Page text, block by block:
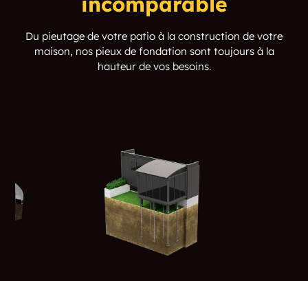
East Wallingford East Willington
Ellington
Elmville
Enterprise Zone
Du pieutage de votre patio à la construction de votre
maison, nos pieux de fondation sont toujours à la
hauteur de vos besoins.